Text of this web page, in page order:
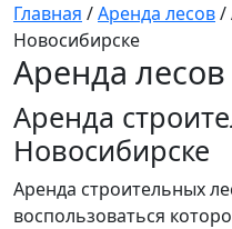
Главная /Аренда лесов/
Новосибирске
Аренда
Аренда
Новосибирске
Аренда строительных
воспользоваться